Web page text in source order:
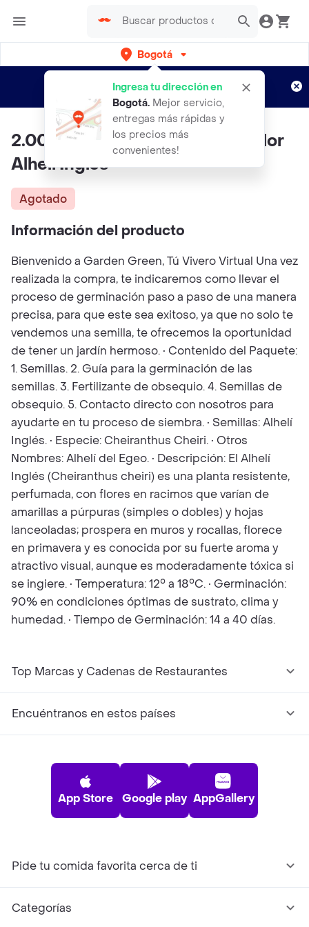
Bogotá
Ingresa tu dirección en
Bogotá. Mejor servicio,
entregas más rápidas y
los precios más
convenientes!
envíos gratis por semanas
Aplican TyC
2.000 Semillas Orgánicas De Flor
Alhelí Inglés
Agotado
Información del producto
Bienvenido a Garden Green, Tú Vivero Virtual Una vez
realizada la compra, te indicaremos como llevar el
proceso de germinación paso a paso de una manera
precisa, para que este sea exitoso, ya que no solo te
vendemos una semilla, te ofrecemos la oportunidad
de tener un jardín hermoso. • Contenido del Paquete:
1. Semillas. 2. Guía para la germinación de las
semillas. 3. Fertilizante de obsequio. 4. Semillas de
obsequio. 5. Contacto directo con nosotros para
ayudarte en tu proceso de siembra. • Semillas: Alhelí
Inglés. • Especie: Cheiranthus Cheiri. • Otros
Nombres: Alhelí del Egeo. • Descripción: El Alhelí
Inglés (Cheiranthus cheiri) es una planta resistente,
perfumada, con flores en racimos que varían de
amarillas a púrpuras (simples o dobles) y hojas
lanceoladas; prospera en muros y rocallas, florece
en primavera y es conocida por su fuerte aroma y
atractivo visual, aunque es moderadamente tóxica si
se ingiere. • Temperatura: 12° a 18°C. • Germinación:
90% en condiciones óptimas de sustrato, clima y
humedad. • Tiempo de Germinación: 14 a 40 días.
Top Marcas y Cadenas de Restaurantes
Encuéntranos en estos países
App Store Google play AppGallery
Pide tu comida favorita cerca de ti
Categorías